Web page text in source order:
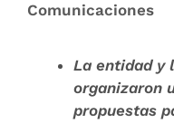
Comunicaciones
La entidad y
organizaron
propuestas